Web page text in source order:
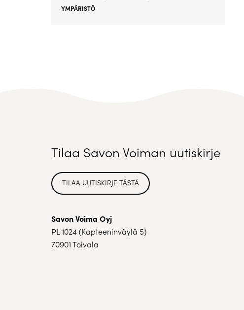
YMPÄRISTÖ
Tilaa Savon Voiman uutiskirje
TILAA UUTISKIRJE TÄSTÄ
Savon Voima Oyj
PL 1024 (Kapteeninväylä 5)
70901 Toivala